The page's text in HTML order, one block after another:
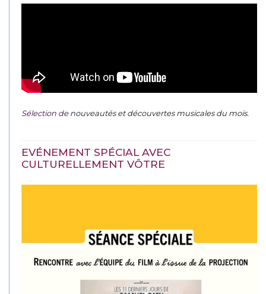
Sélection denouveautés et découvertes musicales du mois.
EVÉNEMENT SPÉCIAL AVEC
CULTURELLEMENT VÔTRE